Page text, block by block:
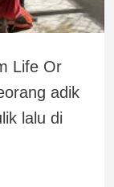
Life Or
adik
lalu di